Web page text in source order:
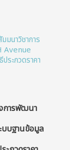
มนาวิชาการ
Avenue
ะกวดราคา
การพัฒนา
บบฐานข้อมูล